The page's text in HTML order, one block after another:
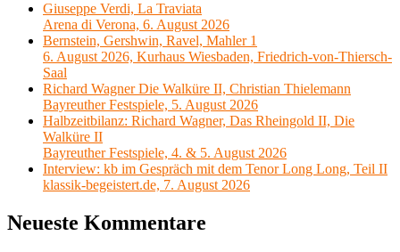
Giuseppe Verdi, La Traviata
Arena di Verona, 6. August 2026
Bernstein, Gershwin, Ravel, Mahler 1
6. August 2026, Kurhaus Wiesbaden, Friedrich-von-Thiersch-
Saal
Richard Wagner Die Walküre II, Christian Thielemann
Bayreuther Festspiele, 5. August 2026
Halbzeitbilanz: Richard Wagner, Das Rheingold II, Die
Walküre II
Bayreuther Festspiele, 4. & 5. August 2026
Interview: kb im Gespräch mit dem Tenor Long Long, Teil II
klassik-begeistert.de, 7. August 2026
Neueste Kommentare